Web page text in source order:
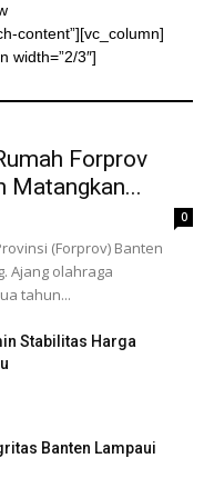
content”][vc_column]
width=”2/3″]
Forprov
Matangkan...
0
(Forprov) Banten
Ajang olahraga
tahun...
Stabilitas Harga
Banten Lampaui